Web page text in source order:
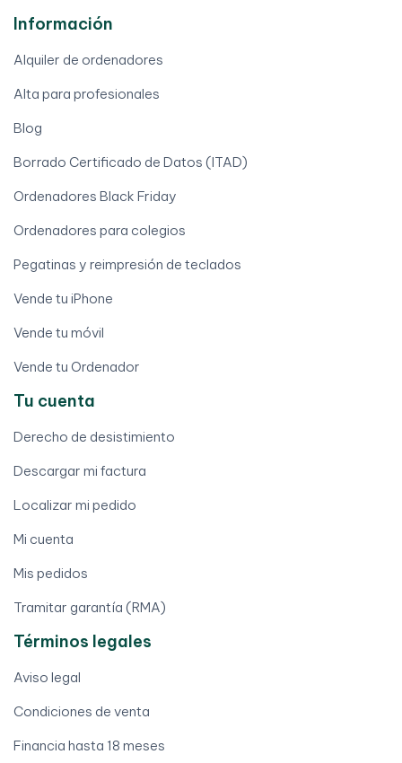
Información
Alquiler de ordenadores
Alta para profesionales
Blog
Borrado Certificado de Datos (ITAD)
Ordenadores Black Friday
Ordenadores para colegios
Pegatinas y reimpresión de teclados
Vende tu iPhone
Vende tu móvil
Vende tu Ordenador
Tu cuenta
Derecho de desistimiento
Descargar mi factura
Localizar mi pedido
Mi cuenta
Mis pedidos
Tramitar garantía (RMA)
Términos legales
Aviso legal
Condiciones de venta
Financia hasta 18 meses